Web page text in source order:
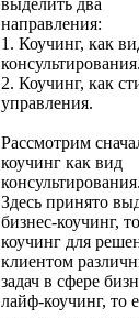
направления:
1. Коучинг, как
консультирования.
2. Коучинг, как
управления.
Рассмотрим
коучинг как вид
консультирования.
Здесь принято
бизнес-коучинг,
коучинг для
клиентом
задач в сфере
лайф-коучинг, то